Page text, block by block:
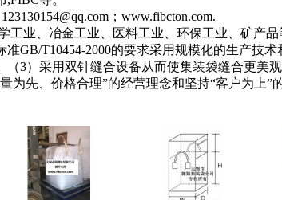
；www.fibcton.com.
业、冶金工业、医料工业、环保工业、矿产品
GB/T10454-2000的要求采用规模化的生产技
3）采用双针缝合设备从而使集装袋缝合更美
为先、价格合理”的经营理念和坚持“客户为上